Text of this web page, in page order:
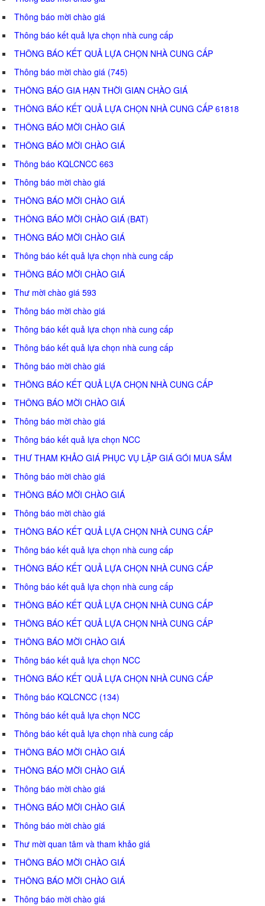
Thông báo mời chào giá
Thông báo kết quả lựa chọn nhà cung cấp
THÔNG BÁO KẾT QUẢ LỰA CHỌN NHÀ CUNG CẤP
Thông báo mời chào giá (745)
THÔNG BÁO GIA HẠN THỜI GIAN CHÀO GIÁ
THÔNG BÁO KẾT QUẢ LỰA CHỌN NHÀ CUNG CẤP 61818
THÔNG BÁO MỜI CHÀO GIÁ
THÔNG BÁO MỜI CHÀO GIÁ
Thông báo KQLCNCC 663
Thông báo mời chào giá
THÔNG BÁO MỜI CHÀO GIÁ
THÔNG BÁO MỜI CHÀO GIÁ (BAT)
THÔNG BÁO MỜI CHÀO GIÁ
Thông báo kết quả lựa chọn nhà cung cấp
THÔNG BÁO MỜI CHÀO GIÁ
Thư mời chào giá 593
Thông báo mời chào giá
Thông báo kết quả lựa chọn nhà cung cấp
Thông báo kết quả lựa chọn nhà cung cấp
Thông báo mời chào giá
THÔNG BÁO KẾT QUẢ LỰA CHỌN NHÀ CUNG CẤP
THÔNG BÁO MỜI CHÀO GIÁ
Thông báo mời chào giá
Thông báo kết quả lựa chọn NCC
THƯ THAM KHẢO GIÁ PHỤC VỤ LẬP GIÁ GÓI MUA SẮM
Thông báo mời chào giá
THÔNG BÁO MỜI CHÀO GIÁ
Thông báo mời chào giá
THÔNG BÁO KẾT QUẢ LỰA CHỌN NHÀ CUNG CẤP
Thông báo kết quả lựa chọn nhà cung cấp
THÔNG BÁO KẾT QUẢ LỰA CHỌN NHÀ CUNG CẤP
Thông báo kết quả lựa chọn nhà cung cấp
THÔNG BÁO KẾT QUẢ LỰA CHỌN NHÀ CUNG CẤP
THÔNG BÁO KẾT QUẢ LỰA CHỌN NHÀ CUNG CẤP
THÔNG BÁO MỜI CHÀO GIÁ
Thông báo kết quả lựa chọn NCC
THÔNG BÁO KẾT QUẢ LỰA CHỌN NHÀ CUNG CẤP
Thông báo KQLCNCC (134)
Thông báo kết quả lựa chọn NCC
Thông báo kết quả lựa chọn nhà cung cấp
THÔNG BÁO MỜI CHÀO GIÁ
THÔNG BÁO MỜI CHÀO GIÁ
Thông báo mời chào giá
THÔNG BÁO MỜI CHÀO GIÁ
Thông báo mời chào giá
Thư mời quan tâm và tham khảo giá
THÔNG BÁO MỜI CHÀO GIÁ
THÔNG BÁO MỜI CHÀO GIÁ
Thông báo mời chào giá